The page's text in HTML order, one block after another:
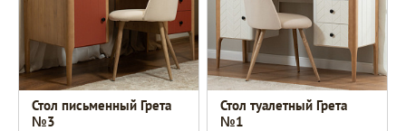
Стол письменный Грета
№3
Стол туалетный Грета
№1